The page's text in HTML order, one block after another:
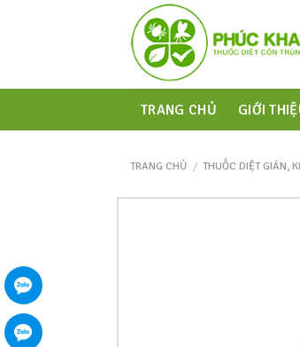
TRANG CHỦ GIỚI
TRANG CHỦ / THUỐC DIỆT GIÁN,